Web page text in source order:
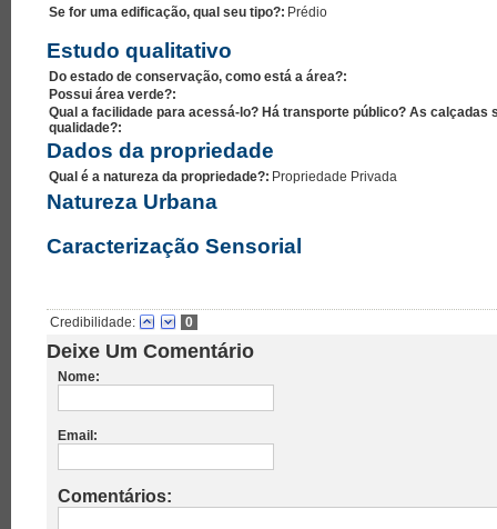
Se for uma edificação, qual seu tipo?: Prédio
Estudo qualitativo
Do estado de conservação, como está a área?:
Possui área verde?:
Qual a facilidade para acessá-lo? Há transporte público? As calçadas
qualidade?:
Dados da propriedade
Qual é a natureza da propriedade?: Propriedade Privada
Natureza Urbana
Caracterização Sensorial
Credibilidade: 0
Deixe Um Comentário
Nome:
Email:
Comentários: